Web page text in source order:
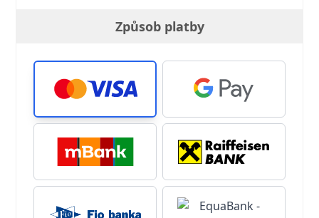
Způsob platby